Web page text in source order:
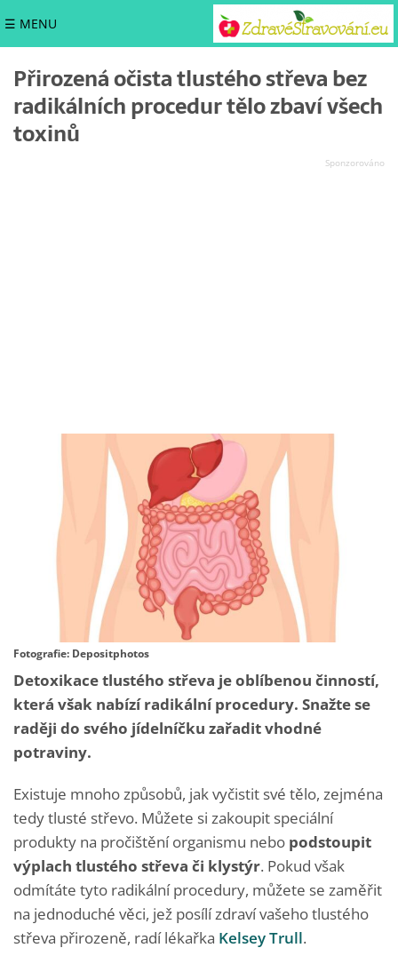
☰ MENU
Přirozená očista tlustého střeva bez
radikálních procedur tělo zbaví všech
toxinů
Fotografie: Depositphotos
Detoxikace tlustého střeva je oblíbenou činností,
která však nabízí radikální procedury. Snažte se
raději do svého jídelníčku zařadit vhodné
potraviny.
Existuje mnoho způsobů, jak vyčistit své tělo, zejména
tedy tlusté střevo. Můžete si zakoupit speciální
produkty na pročištění organismu nebo podstoupit
výplach tlustého střeva či klystýr. Pokud však
odmítáte tyto radikální procedury, můžete se zaměřit
na jednoduché věci, jež posílí zdraví vašeho tlustého
střeva přirozeně, radí lékařka Kelsey Trull.